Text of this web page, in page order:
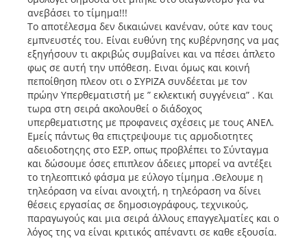
ανεβάσει το τίμημα!!!
Το αποτέλεσμα δεν δικαιώνει κανέναν, ούτε καν τους
εμπνευστές του. Είναι ευθύνη της κυβέρνησης να μας
εξηγήσουν τι ακριβώς συμβαίνει και να πέσει άπλετο
φως σε αυτή την υπόθεση. Ειναι όμως και κοινή
πεποίθηση πλεον οτι ο ΣΥΡΙΖΑ συνδέεται με τον
πρώην Υπερθεματιστή με ” εκλεκτική συγγένεια” . Και
τωρα στη σειρά ακολουθεί ο διάδοχος
υπερθεματιστης με προφανεις σχέσεις με τους ΑΝΕΛ.
Εμείς πάντως θα επιςτρεψουμε τις αρμοδιοτητες
αδειοδοτηςης στο ΕΣΡ, οπως προβλέπει το Σύνταγμα
και δώσουμε όσες επιπλεον άδειες μπορεί να αντέξει
το τηλεοπτικό φάσμα με εύλογο τίμημα .Θελουμε η
τηλεόραση να είναι ανοιχτή, η τηλεόραση να δίνει
θέσεις εργασίας σε δημοσιογράφους, τεχνικούς,
παραγωγούς και μια σειρά άλλους επαγγελματίες και ο
λόγος της να είναι κριτικός απέναντι σε καθε εξουσία.